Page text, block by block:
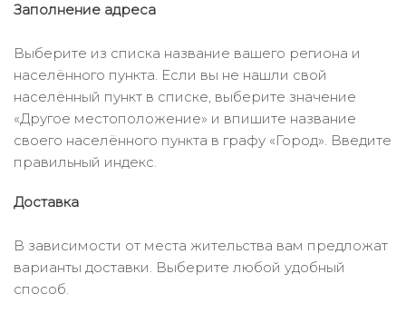
Заполнение адреса
Выберите из списка название вашего региона и
населённого пункта. Если вы не нашли свой
населённый пункт в списке, выберите значение
«Другое местоположение» и впишите название
своего населённого пункта в графу «Город». Введите
правильный индекс.
Доставка
В зависимости от места жительства вам предложат
варианты доставки. Выберите любой удобный
способ.